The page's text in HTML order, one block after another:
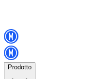
Prodotto